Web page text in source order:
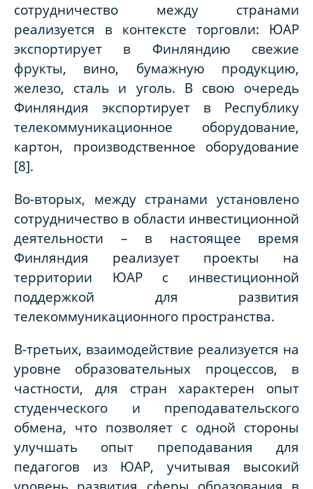
сотрудничество между странами
реализуется в контексте торговли: ЮАР
экспортирует в Финляндию свежие
фрукты, вино, бумажную продукцию,
железо, сталь и уголь. В свою очередь
Финляндия экспортирует в Республику
телекоммуникационное оборудование,
картон, производственное оборудование
[8].
Во-вторых, между странами установлено
сотрудничество в области инвестиционной
деятельности – в настоящее время
Финляндия реализует проекты на
территории ЮАР с инвестиционной
поддержкой для развития
телекоммуникационного пространства.
В-третьих, взаимодействие реализуется на
уровне образовательных процессов, в
частности, для стран характерен опыт
студенческого и преподавательского
обмена, что позволяет с одной стороны
улучшать опыт преподавания для
педагогов из ЮАР, учитывая высокий